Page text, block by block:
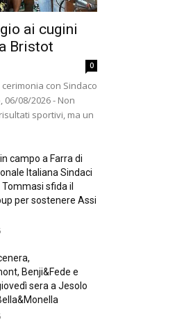
ai cugini
Bristot
0
con Sindaco
08/2026 - Non
sportivi, ma un
campo a Farra di
Italiana Sindaci
sfida il
per sostenere Assi
Benji&Fede e
sera a Jesolo